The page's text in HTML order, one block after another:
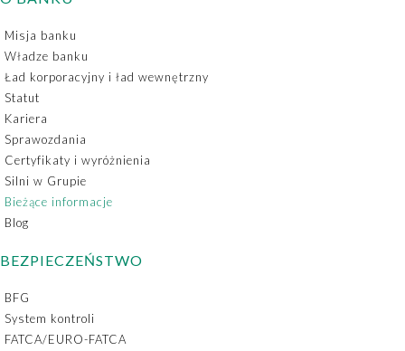
Misja banku
Władze banku
Ład korporacyjny i ład wewnętrzny
Statut
Kariera
Sprawozdania
Certyfikaty i wyróżnienia
Silni w Grupie
Bieżące informacje
Blog
BEZPIECZEŃSTWO
BFG
System kontroli
FATCA/EURO-FATCA